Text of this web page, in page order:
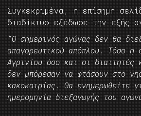
Συγκεκριμένα, η επίσημη
διαδίκτυο εξέδωσε την εξής
“Ο σημερινός αγώνας δεν θα
απαγορευτικού απόπλου. Τόσο η
Αγρινίου όσο και οι διαιτητές
δεν μπόρεσαν να φτάσουν στο
κακοκαιρίας. Θα ενημερωθείτε
ημερομηνία διεξαγωγής του